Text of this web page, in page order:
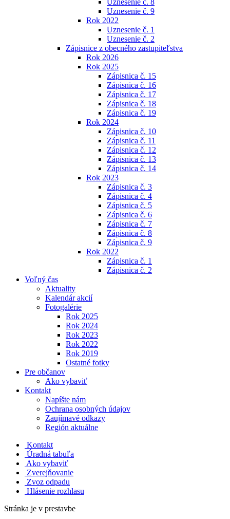
Uznesenie č. 8
Uznesenie č. 9
Rok 2022
Uznesenie č. 1
Uznesenie č. 2
Zápisnice z obecného zastupiteľstva
Rok 2026
Rok 2025
Zápisnica č. 15
Zápisnica č. 16
Zápisnica č. 17
Zápisnica č. 18
Zápisnica č. 19
Rok 2024
Zápisnica č. 10
Zápisnica č. 11
Zápisnica č. 12
Zápisnica č. 13
Zápisnica č. 14
Rok 2023
Zápisnica č. 3
Zápisnica č. 4
Zápisnica č. 5
Zápisnica č. 6
Zápisnica č. 7
Zápisnica č. 8
Zápisnica č. 9
Rok 2022
Zápisnica č. 1
Zápisnica č. 2
Voľný čas
Aktuality
Kalendár akcií
Fotogalérie
Rok 2025
Rok 2024
Rok 2023
Rok 2022
Rok 2019
Ostatné fotky
Pre občanov
Ako vybaviť
Kontakt
Napíšte nám
Ochrana osobných údajov
Zaujímavé odkazy
Región aktuálne
Kontakt
Úradná tabuľa
Ako vybaviť
Zverejňovanie
Zvoz odpadu
Hlásenie rozhlasu
Stránka je v prestavbe